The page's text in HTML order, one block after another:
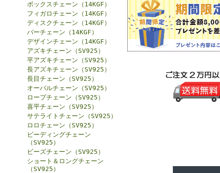
ボックスチェーン（14KGF）
フィガロチェーン（14KGF）
ディスクチェーン（14KGF）
バーチェーン（14KGF）
デザインチェーン（14KGF）
アズキチェーン（SV925）
平アズキチェーン（SV925）
長アズキチェーン（SV925）
長目チェーン（SV925）
オーバルチェーン（SV925）
ロープチェーン（SV925）
喜平チェーン（SV925）
サテライトチェーン（SV925）
ロロチェーン（SV925）
ビーディングチェーン
（SV925）
ビーズチェーン（SV925）
ショート＆ロングチェーン
（SV925）